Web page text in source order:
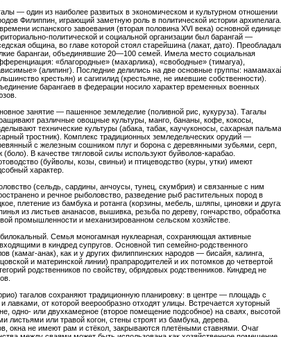
— один из наиболее развитых в экономическом и культурном отношении
Филиппин, играющий заметную роль в политической истории архипелага.
испанского завоевания (вторая половина XVI века) основной
политической и социальной организации был барангай —
община, во главе которой стоял старейшина (лакат, дато).
барангаи, объединявшие 20—100 семей. Имела место социальная
«благородные» (махарлика), «свободные» (тимагуа),
(алипинг). Последние делились на две основные группы:
крестьян) и сагигилид (крестьяне, не имевшие собственности).
барангаев в федерации носило характер временных военных
занятие — пашенное земледелие (поливной рис, кукуруза). Тагалы
различные овощные культуры, манго, бананы, кофе, кокосы,
технические культуры (абака, табак, каучуконосы, сахарная пальма,
тростник). Комплекс традиционных земледельческих орудий —
с железным сошником плуг и борона с деревянными зубьями, серп,
(боло). В качестве тягловой силы используют буйволов-карабао.
(буйволы, козы, свиньи) и птицеводство (куры, утки) имеют
характер.
(сельдь, сардины, анчоусы, тунец, скумбрия) и связанные с ним
и речное рыболовство, разведение рыб растительных пород в
плетение из бамбука и ротанга (корзины, мебель, шляпы, циновки и
из листьев ананасов, вышивка, резьба по дереву, гончарство, обработка
промышленности и механизированном сельском хозяйстве.
Семья моногамная нуклеарная, сохраняющая активные
в киндред супругов. Основной тип семейно-родственного
(камаг-анак), как и у других филиппинских народов — бисайя, калинга,
и материнской линии) прапрародителей и их потомков до четвертой
родственников по свойству, обрядовых родственников. Киндред не
тагалов сохраняют традиционную планировку: в центре — площадь с
от которой веерообразно отходят улицы. Встречается хуторный
одно- или двухкамерное (второе помещение подсобное) на сваях, высотой
или травой когон, стены строят из бамбука, дерева.
окна не имеют рам и стёкол, закрываются плетёными ставнями. Очаг